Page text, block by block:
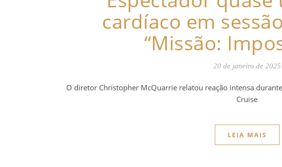
cardíaco em
“Missão:
20 de janeiro de 2025
O diretor Christopher McQuarrie relatou reação intensa
Cruise
LEIA MAIS